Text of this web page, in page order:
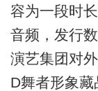
容为一段时
音频，发行
演艺集团对
D舞者形象